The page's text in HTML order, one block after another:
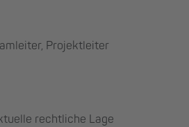
Projektleiter
rechtliche Lage